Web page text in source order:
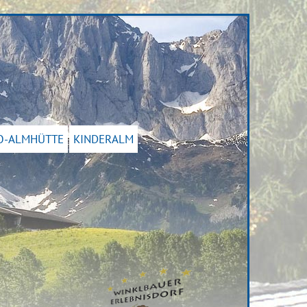
ALMHÜTTE KINDERALM